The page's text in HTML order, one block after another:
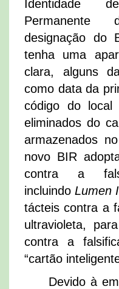
Identidade
Permanente
designação do
tenha uma
clara, alguns
como data da
código do local
eliminados do
armazenados
novo BIR
contra a
incluindo Lumen
tácteis contra a
ultravioleta,
contra a
“cartão
Devido à